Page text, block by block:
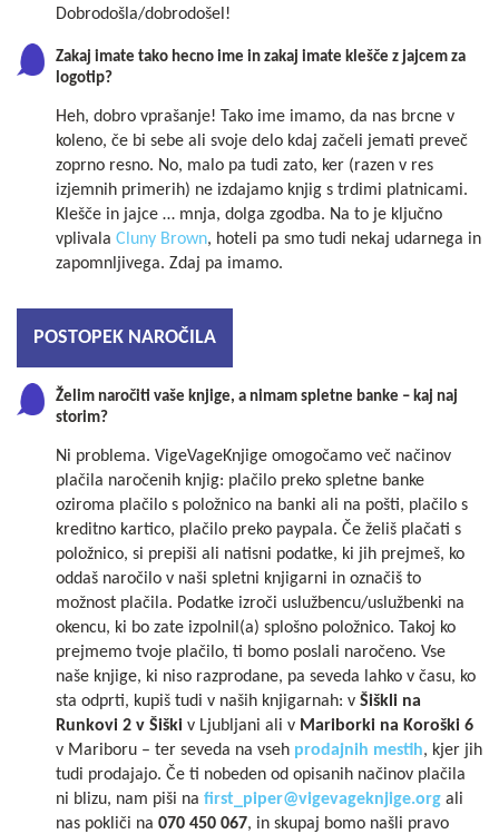
Dobrodošla/dobrodošel!
Zakaj imate tako hecno ime in zakaj imate klešče z jajcem za
logotip?
Heh, dobro vprašanje! Tako ime imamo, da nas brcne v
koleno, če bi sebe ali svoje delo kdaj začeli jemati preveč
zoprno resno. No, malo pa tudi zato, ker (razen v res
izjemnih primerih) ne izdajamo knjig s trdimi platnicami.
Klešče in jajce … mnja, dolga zgodba. Na to je ključno
vplivala Cluny Brown, hoteli pa smo tudi nekaj udarnega in
zapomnljivega. Zdaj pa imamo.
POSTOPEK NAROČILA
Želim naročiti vaše knjige, a nimam spletne banke – kaj naj
storim?
Ni problema. VigeVageKnjige omogočamo več načinov
plačila naročenih knjig: plačilo preko spletne banke
oziroma plačilo s položnico na banki ali na pošti, plačilo s
kreditno kartico, plačilo preko paypala. Če želiš plačati s
položnico, si prepiši ali natisni podatke, ki jih prejmeš, ko
oddaš naročilo v naši spletni knjigarni in označiš to
možnost plačila. Podatke izroči uslužbencu/uslužbenki na
okencu, ki bo zate izpolnil(a) splošno položnico. Takoj ko
prejmemo tvoje plačilo, ti bomo poslali naročeno. Vse
naše knjige, ki niso razprodane, pa seveda lahko v času, ko
sta odprti, kupiš tudi v naših knjigarnah: v Šiškli na
Runkovi 2 v Šiški v Ljubljani ali v Mariborki na Koroški 6
v Mariboru – ter seveda na vseh prodajnih mestih, kjer jih
tudi prodajajo. Če ti nobeden od opisanih načinov plačila
ni blizu, nam piši na first_piper@vigevageknjige.org ali
nas pokliči na 070 450 067, in skupaj bomo našli pravo